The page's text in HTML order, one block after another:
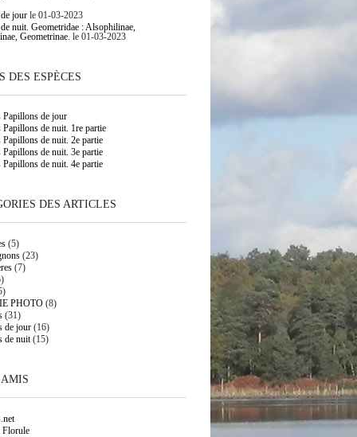
jourle 01-03-2023
nuit. Geometridae : Alsophilinae,
Geometrinae. le 01-03-2023
DES ESPÈCES
Papillons de jour
Papillons de nuit. 1re partie
Papillons de nuit. 2e partie
Papillons de nuit. 3e partie
Papillons de nuit. 4e partie
DES ARTICLES
(5)
(23)
(7)
PHOTO(8)
(31)
de jour(16)
de nuit(15)
Florule